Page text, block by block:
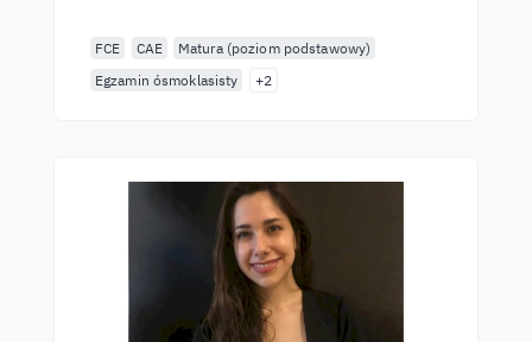
FCE CAE
Matura (poziom podstawowy)
Egzamin ósmoklasisty
+2